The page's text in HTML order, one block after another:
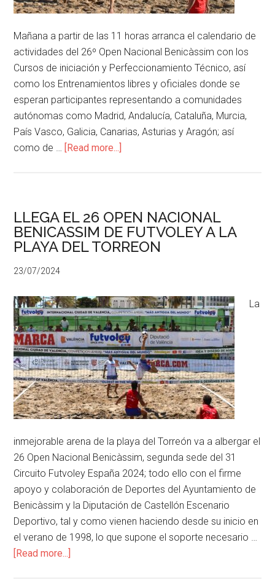
Mañana a partir de las 11 horas arranca el calendario de
actividades del 26º Open Nacional Benicàssim con los
Cursos de iniciación y Perfeccionamiento Técnico, así
como los Entrenamientos libres y oficiales donde se
esperan participantes representando a comunidades
autónomas como Madrid, Andalucía, Cataluña, Murcia,
País Vasco, Galicia, Canarias, Asturias y Aragón; así
como de … [Read more...]
LLEGA EL 26 OPEN NACIONAL
BENICASSIM DE FUTVOLEY A LA
PLAYA DEL TORREON
23/07/2024
La
inmejorable arena de la playa del Torreón va a albergar el
26 Open Nacional Benicàssim, segunda sede del 31
Circuito Futvoley España 2024; todo ello con el firme
apoyo y colaboración de Deportes del Ayuntamiento de
Benicàssim y la Diputación de Castellón Escenario
Deportivo, tal y como vienen haciendo desde su inicio en
el verano de 1998, lo que supone el soporte necesario …
[Read more...]